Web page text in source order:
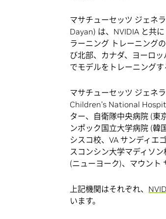
マサチューセッツ ジェネ
Dayan) は、NVIDIA と共
ラーニング トレーニング
び北部、カナダ、ヨーロ
でモデルをトレーニングす
マサチューセッツ ジェネ
Children’s National
ター、自衛隊中央病院 (東
ンポック国立大学病院 (韓
シスコ校、VA サンディエ
スコンシン大学マディソ
(ニューヨーク)、マウント
上記機関はそれぞれ、
います。